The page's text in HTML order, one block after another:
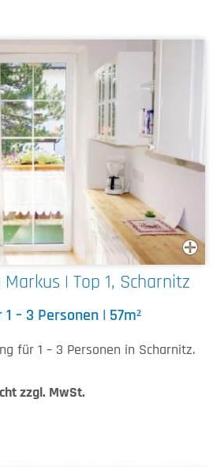
| Top 1, Scharnitz
– 3 Personen | 57m²
für 1 – 3 Personen in Scharnitz.
zzgl. MwSt.